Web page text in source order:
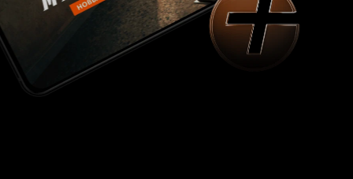
взрослого наблюдателя, картина Дель Монте
подводит к простой мысли о том, что дети это
не просто часть общества, но так уж
получается в сложившейся системе -
совершенно отдельная его часть. И хотя в
любой 'благополучной' стране им